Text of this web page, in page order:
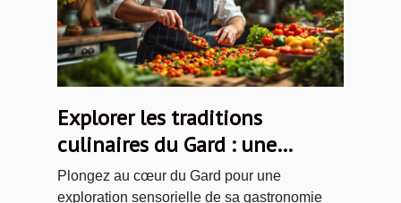
Explorer les traditions
culinaires du Gard : une
immersion gourmande
Plongez au cœur du Gard pour une
exploration sensorielle de sa gastronomie